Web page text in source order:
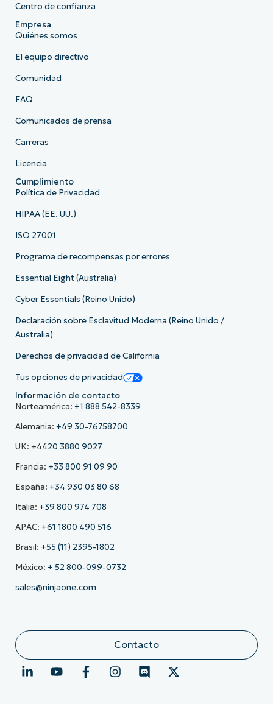
Centro de confianza
Empresa
Quiénes somos
El equipo directivo
Comunidad
FAQ
Comunicados de prensa
Carreras
Licencia
Cumplimiento
Política de Privacidad
HIPAA (EE. UU.)
ISO 27001
Programa de recompensas por errores
Essential Eight (Australia)
Cyber Essentials (Reino Unido)
Declaración sobre Esclavitud Moderna (Reino Unido /
Australia)
Derechos de privacidad de California
Tus opciones de privacidad
Información de contacto
Norteamérica: +1 888 542-8339
Alemania: +49 30-76758700
UK: +4420 3880 9027
Francia: +33 800 91 09 90
España: +34 930 03 80 68
Italia: +39 800 974 708
APAC: +61 1800 490 516
Brasil: +55 (11) 2395-1802
México: + 52 800-099-0732
sales@ninjaone.com
Contacto